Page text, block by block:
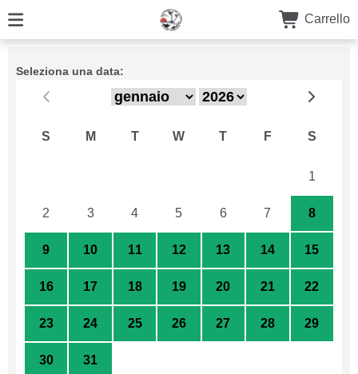
Carrello
Seleziona una data:
S M T W T F S
1
2 3 4 5 6 7 8
9 10 11 12 13 14 15
16 17 18 19 20 21 22
23 24 25 26 27 28 29
30 31